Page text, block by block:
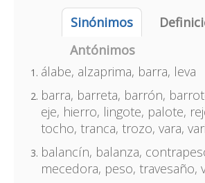
Sinónimos
Antónimos
álabe, alzaprima, barra, leva
barra, barreta, barrón,
eje, hierro, lingote, palote,
tocho, tranca, trozo, vara,
balancín, balanza,
mecedora, peso, travesaño,